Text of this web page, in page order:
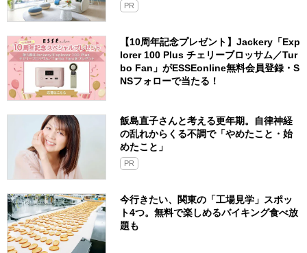
PR
【10周年記念プレゼント】Jackery「Exp
lorer 100 Plus チェリーブロッサム／Tur
bo Fan」がESSEonline無料会員登録・S
NSフォローで当たる！
飯島直子さんと考える更年期。自律神経
の乱れからくる不調で「やめたこと・始
めたこと」
PR
今行きたい、関東の「工場見学」スポッ
ト4つ。無料で楽しめるバイキング食べ放
題も